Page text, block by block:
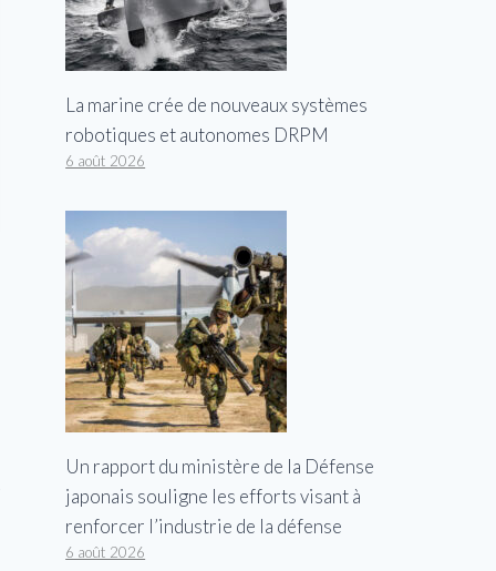
La marine crée de nouveaux systèmes
robotiques et autonomes DRPM
6 août 2026
Un rapport du ministère de la Défense
japonais souligne les efforts visant à
renforcer l’industrie de la défense
6 août 2026